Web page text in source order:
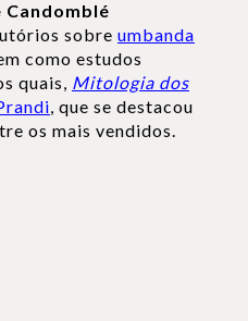
Candomblé
sobre umbanda
como estudos
quais, Mitologia dos
, que se destacou
os mais vendidos.